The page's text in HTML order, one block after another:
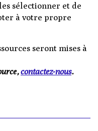
sélectionner et de
à votre propre
seront mises à
contactez-nous.